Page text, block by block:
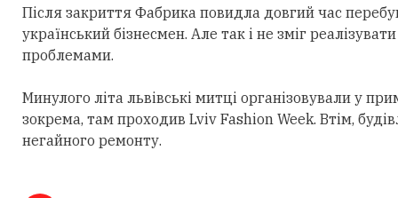
Після закриття Фабрика повидла довгий час
український бізнесмен. Але так і не зміг
проблемами.
Минулого літа львівські митці організовували у
зокрема, там проходив Lviv Fashion Week. Втім,
негайного ремонту.